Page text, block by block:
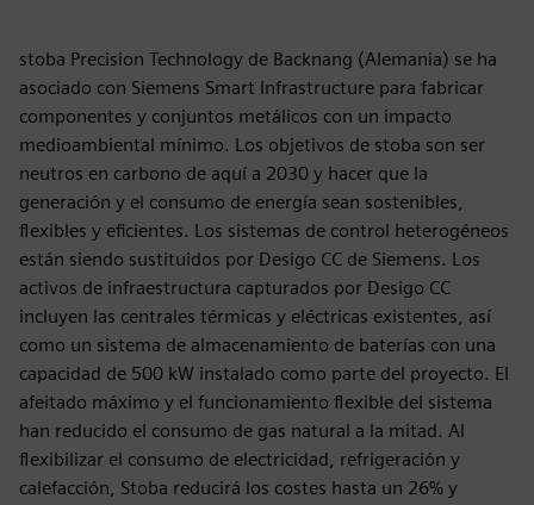
stoba Precision Technology de Backnang (Alemania) se ha
asociado con Siemens Smart Infrastructure para fabricar
componentes y conjuntos metálicos con un impacto
medioambiental mínimo. Los objetivos de stoba son ser
neutros en carbono de aquí a 2030 y hacer que la
generación y el consumo de energía sean sostenibles,
flexibles y eficientes. Los sistemas de control heterogéneos
están siendo sustituidos por Desigo CC de Siemens. Los
activos de infraestructura capturados por Desigo CC
incluyen las centrales térmicas y eléctricas existentes, así
como un sistema de almacenamiento de baterías con una
capacidad de 500 kW instalado como parte del proyecto. El
afeitado máximo y el funcionamiento flexible del sistema
han reducido el consumo de gas natural a la mitad. Al
flexibilizar el consumo de electricidad, refrigeración y
calefacción, Stoba reducirá los costes hasta un 26% y